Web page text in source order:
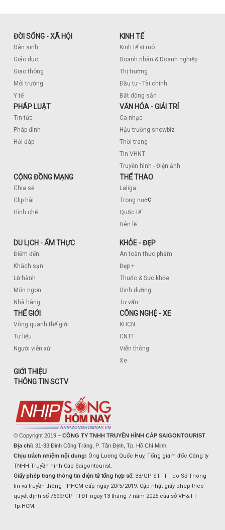
ĐỜI SỐNG - XÃ HỘI
Dân sinh
Giáo dục
Giao thông
Môi trường
Y tế
KINH TẾ
Kinh tế vĩ mô
Doanh nhân & Doanh nghiệp
Thị trường
Đầu tư - Tài chính
Bất động sản
PHÁP LUẬT
Tin tức
Pháp đình
Hỏi đáp
VĂN HÓA - GIẢI TRÍ
Ca nhạc
Hậu trường showbiz
Thời trang
Tin VHNT
Truyền hình - Điện ảnh
CỘNG ĐỒNG MẠNG
Chia sẻ
Clip hài
Hình chế
THỂ THAO
Laliga
Trong nước
Quốc tế
Bên lề
DU LỊCH - ẨM THỰC
Điểm đến
Khách sạn
Lữ hành
Món ngon
Nhà hàng
KHỎE - ĐẸP
An toàn thực phẩm
Đẹp +
Thuốc & Sức khỏe
Dinh dưỡng
Tư vấn
THẾ GIỚI
Vòng quanh thế giới
Tư liệu
Người viễn xứ
CÔNG NGHỆ - XE
KHCN
CNTT
Viễn thông
Xe
GIỚI THIỆU
THÔNG TIN SCTV
© Copyright 2019 – CÔNG TY TNHH TRUYỀN HÌNH CÁP SAIGONTOURIST
Địa chỉ: 31-33 Đinh Công Tráng, P. Tân Định, Tp. Hồ Chí Minh.
Chịu trách nhiệm nội dung: Ông Lương Quốc Huy, Tổng giám đốc Công ty
TNHH Truyền hình Cáp Saigontourist.
Giấy phép trang thông tin điện tử tổng hợp số: 33/GP-STTTT do Sở Thông
tin và truyền thông TPHCM cấp ngày 20/5/2019. Cập nhật giấy phép theo
quyết định số 7699/GP-TTĐT ngày 13 tháng 7 năm 2026 của sở VH&TT
Tp.HCM.